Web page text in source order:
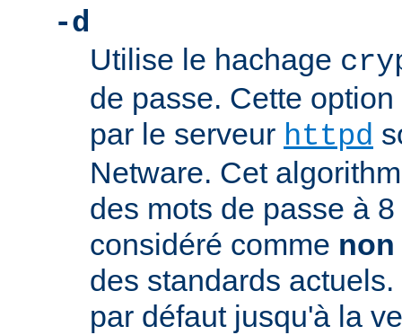
-d
Utilise le hachage
de passe. Cette
par le serveur httpd
Netware. Cet
des mots de passe à
considéré comme
des standards
par défaut jusqu'à la